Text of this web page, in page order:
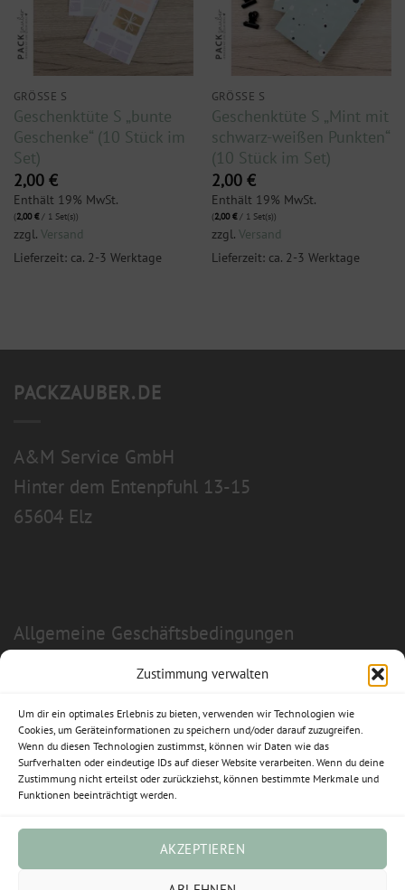
Zustimmung verwalten
Um dir ein optimales Erlebnis zu bieten, verwenden wir Technologien wie
Cookies, um Geräteinformationen zu speichern und/oder darauf zuzugreifen.
Wenn du diesen Technologien zustimmst, können wir Daten wie das
Surfverhalten oder eindeutige IDs auf dieser Website verarbeiten. Wenn du deine
Zustimmung nicht erteilst oder zurückziehst, können bestimmte Merkmale und
Funktionen beeinträchtigt werden.
AKZEPTIEREN
GRÖSSE S
Geschenktüte S „bunte
Geschenke“ (10 Stück im
Set)
2,00 €
Enthält 19% MwSt.
(2,00€/ 1 Set(s))
zzgl. Versand
Lieferzeit: ca. 2-3 Werktage
GRÖSSE S
Geschenktüte S „Mint mit
schwarz-weißen Punkten“
(10 Stück im Set)
2,00 €
Enthält 19% MwSt.
(2,00€/ 1 Set(s))
zzgl. Versand
Lieferzeit: ca. 2-3 Werktage
PACKZAUBER.DE
A&M Service GmbH
Hinter dem Entenpfuhl 13-15
65604 Elz
Allgemeine Geschäftsbedingungen
Datenschutzerklärung
Widerrufsbelehrung
Cookie-Richtlinie (EU)
Vertrag widerrufen